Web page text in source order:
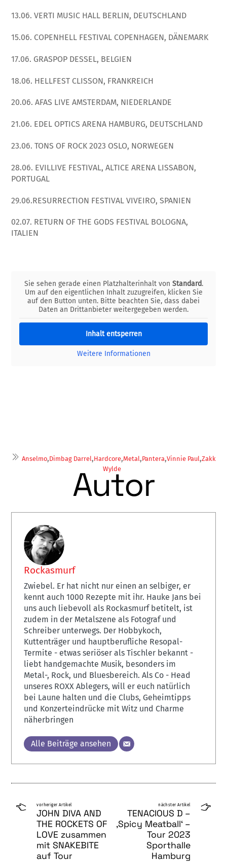
13.06. VERTI MUSIC HALL BERLIN, DEUTSCHLAND
15.06. COPENHELL FESTIVAL COPENHAGEN, DÄNEMARK
17.06. GRASPOP DESSEL, BELGIEN
18.06. HELLFEST CLISSON, FRANKREICH
20.06. AFAS LIVE AMSTERDAM, NIEDERLANDE
21.06. EDEL OPTICS ARENA HAMBURG, DEUTSCHLAND
23.06. TONS OF ROCK 2023 OSLO, NORWEGEN
28.06. EVILLIVE FESTIVAL, ALTICE ARENA LISSABON,
PORTUGAL
29.06.RESURRECTION FESTIVAL VIVEIRO, SPANIEN
02.07. RETURN OF THE GODS FESTIVAL BOLOGNA,
ITALIEN
Sie sehen gerade einen Platzhalterinhalt von Standard.
Um auf den eigentlichen Inhalt zuzugreifen, klicken Sie
auf den Button unten. Bitte beachten Sie, dass dabei
Daten an Drittanbieter weitergegeben werden.
Inhalt entsperren
Weitere Informationen
Anselmo,Dimbag Darrel,Hardcore,Metal,Pantera,Vinnie Paul,Zakk
Wylde
Autor
Rockasmurf
Zwiebel. Er hat nicht nur einen an selbiger, er
kennt auch 1000 Rezepte mit ihr. Hauke Jans bei
uns auch liebevoll als Rockasmurf betitelt, ist
zudem in der Metalszene als Fotograf und
Schreiber unterwegs. Der Hobbykoch,
Kuttenträger und hauptberufliche Resopal-
Termite - etwas seriöser als Tischler bekannt -
liebt handgemachte Musik, besonders im
Metal-, Rock, und Bluesbereich. Als Co - Head
unseres ROXX Ablegers, will er euch natürlich
bei Laune halten und die Clubs, Geheimtipps
und Konzerteindrücke mit Witz und Charme
näherbringen
Alle Beiträge ansehen
vorheriger Artikel
JOHN DIVA AND
THE ROCKETS OF
LOVE zusammen
mit SNAKEBITE
auf Tour
nächster Artikel
TENACIOUS D –
‚Spicy Meatball‘ –
Tour 2023
Sporthalle
Hamburg